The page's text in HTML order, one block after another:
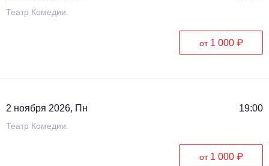
Театр Комедии.
от 1 000 ₽
2 ноября 2026, Пн 19:00
Театр Комедии.
от 1 000 ₽